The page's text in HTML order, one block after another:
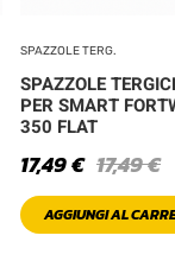
SPAZZOLE TERG.
SPAZZOLE
PER SMART
350 FLAT
17,49€
17,49€
AGGIUNGI AL